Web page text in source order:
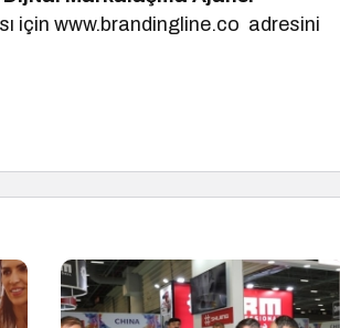
için www.brandingline.co adresini